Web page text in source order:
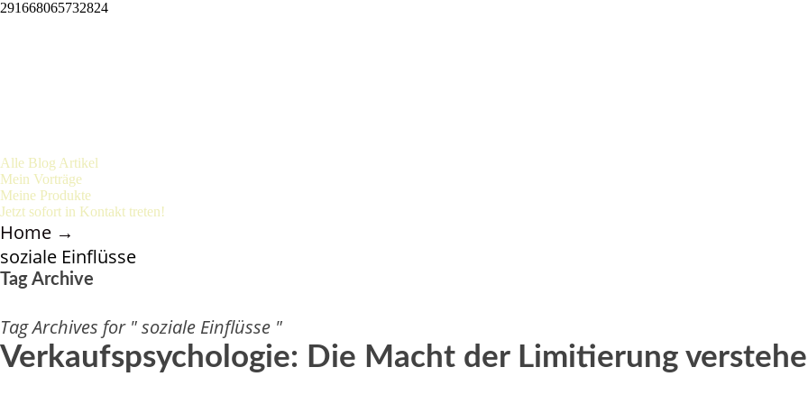
291668065732824
Alle Blog Artikel
Mein Vorträge
Meine Produkte
Jetzt sofort in Kontakt treten!
Home →
soziale Einflüsse
Tag Archive
Tag Archives for " soziale Einflüsse "
Verkaufspsychologie: Die Macht der Limitierung